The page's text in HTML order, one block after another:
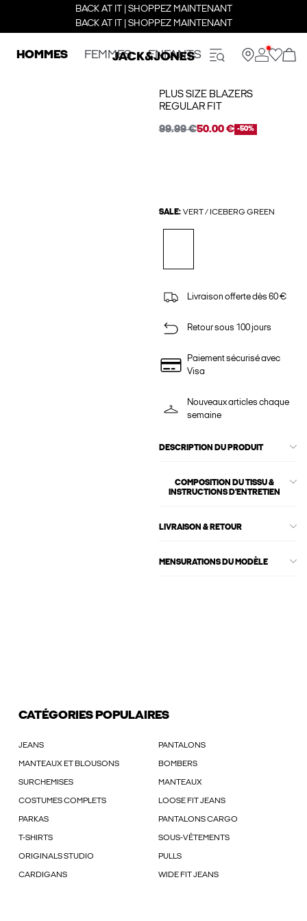
BACK AT IT | SHOPPEZ MAINTENANT
BACK AT IT | SHOPPEZ MAINTENANT
HOMMES FEMMES ENFANTS
PLUS SIZE BLAZERS
REGULAR FIT
99.99 €50.00 € -50%
SALE: VERT / ICEBERG GREEN
Livraison offerte dès 60 €
Retour sous 100 jours
Paiement sécurisé avec
Visa
Nouveaux articles chaque
semaine
DESCRIPTION DU PRODUIT
COMPOSITION DU TISSU &
INSTRUCTIONS D'ENTRETIEN
LIVRAISON & RETOUR
MENSURATIONS DU MODÈLE
CATÉGORIES POPULAIRES
JEANS PANTALONS
MANTEAUX ET BLOUSONS BOMBERS
SURCHEMISES MANTEAUX
COSTUMES COMPLETS LOOSE FIT JEANS
PARKAS PANTALONS CARGO
T-SHIRTS SOUS-VÊTEMENTS
ORIGINALS STUDIO PULLS
CARDIGANS WIDE FIT JEANS